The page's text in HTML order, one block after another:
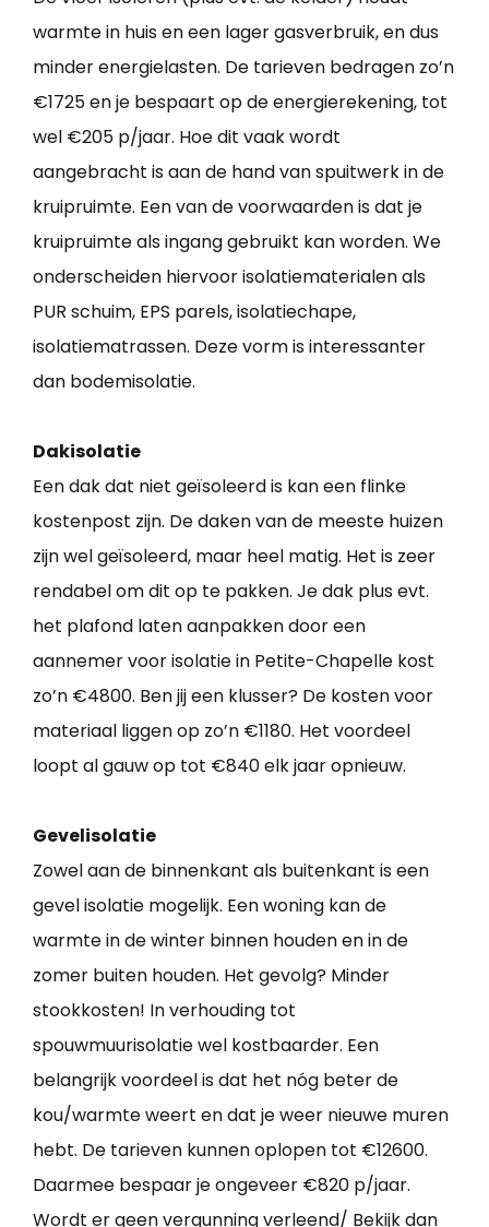
warmte in huis en een lager gasverbruik, en dus
minder energielasten. De tarieven bedragen zo’n
€1725 en je bespaart op de energierekening, tot
wel €205 p/jaar. Hoe dit vaak wordt
aangebracht is aan de hand van spuitwerk in de
kruipruimte. Een van de voorwaarden is dat je
kruipruimte als ingang gebruikt kan worden. We
onderscheiden hiervoor isolatiematerialen als
PUR schuim, EPS parels, isolatiechape,
isolatiematrassen. Deze vorm is interessanter
dan bodemisolatie.
Dakisolatie
Een dak dat niet geïsoleerd is kan een flinke
kostenpost zijn. De daken van de meeste huizen
zijn wel geïsoleerd, maar heel matig. Het is zeer
rendabel om dit op te pakken. Je dak plus evt.
het plafond laten aanpakken door een
aannemer voor isolatie in Petite-Chapelle kost
zo’n €4800. Ben jij een klusser? De kosten voor
materiaal liggen op zo’n €1180. Het voordeel
loopt al gauw op tot €840 elk jaar opnieuw.
Gevelisolatie
Zowel aan de binnenkant als buitenkant is een
gevel isolatie mogelijk. Een woning kan de
warmte in de winter binnen houden en in de
zomer buiten houden. Het gevolg? Minder
stookkosten! In verhouding tot
spouwmuurisolatie wel kostbaarder. Een
belangrijk voordeel is dat het nóg beter de
kou/warmte weert en dat je weer nieuwe muren
hebt. De tarieven kunnen oplopen tot €12600.
Daarmee bespaar je ongeveer €820 p/jaar.
Wordt er geen vergunning verleend/ Bekijk dan